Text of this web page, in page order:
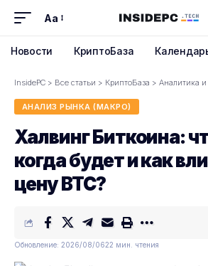
Font
Aa
Новости КриптоБаза
InsidePC > Все статьи > КриптоБаза > Аналитика
АНАЛИЗ РЫНКА (МАКРО)
Халвинг Биткоина:
когда будет и как
цену BTC?
Обновление: 2026/08/0622 мин. чтения